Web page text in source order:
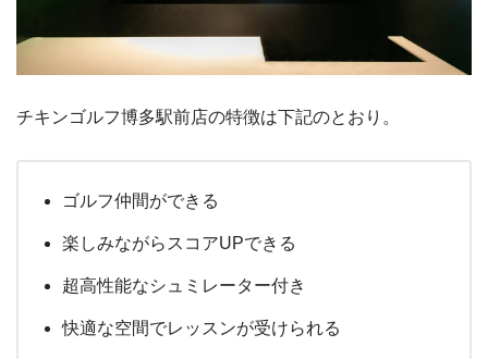
チキンゴルフ博多駅前店の特徴は下記のとおり。
ゴルフ仲間ができる
楽しみながらスコアUPできる
超高性能なシュミレーター付き
快適な空間でレッスンが受けられる